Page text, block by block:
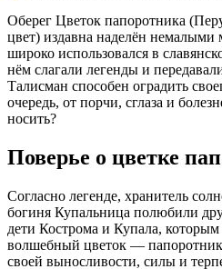
Оберег Цветок папоротника
цвет) издавна наделён немалыми
широко использовался в
нём слагали легенды и
Талисман способен оградить
очередь, от порчи, сглаза и
носить?
Поверье о цветке
Согласно легенде, хранитель
богиня Купальница полюбили
дети Кострома и Купала,
волшебный цветок —
своей выносливости, силы и